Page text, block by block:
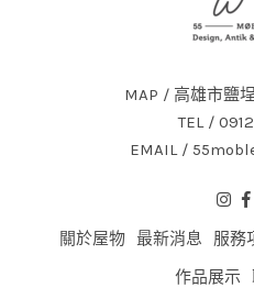
MAP / 高雄市鹽
TEL /
EMAIL /
關於屋物 最新消息 服務
作品展示